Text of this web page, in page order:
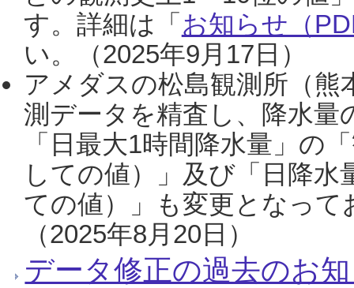
す。詳細は「 お知らせ（
い。（2025年9月17日）
アメダスの松島観測所（熊
測データを精査し、降水
「日最大1時間降水量」の
しての値）」及び「日降
ての値）」も変更となっ
（2025年8月20日）
データ修正の過去のお